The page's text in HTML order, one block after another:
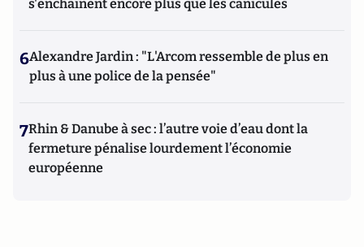
s'enchaînent encore plus que les canicules
6Alexandre Jardin : "L'Arcom ressemble de plus en
plus à une police de la pensée"
7Rhin & Danube à sec : l’autre voie d’eau dont la
fermeture pénalise lourdement l’économie
européenne